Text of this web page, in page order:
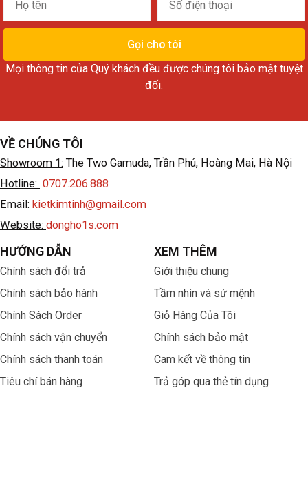
tên
điện
thoại
Gọi cho tôi
Mọi thông tin của Quý khách đều được chúng tôi bảo mật tuyệt
đối.
VỀ CHÚNG TÔI
Showroom 1: The Two Gamuda, Trần Phú, Hoàng Mai, Hà Nội
Hotline: 0707.206.888
Email: kietkimtinh@gmail.com
Website: dongho1s.com
HƯỚNG DẪN
Chính sách đổi trả
Chính sách bảo hành
Chính Sách Order
Chính sách vận chuyển
Chính sách thanh toán
Tiêu chí bán hàng
XEM THÊM
Giới thiệu chung
Tầm nhìn và sứ mệnh
Giỏ Hàng Của Tôi
Chính sách bảo mật
Cam kết về thông tin
Trả góp qua thẻ tín dụng